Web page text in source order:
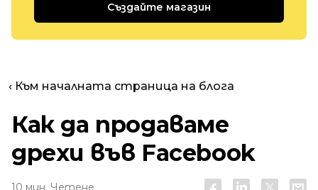
Създайте магазин
‹ Към началната страница на блога
Как да продаваме
дрехи във Facebook
10 мин. Четене